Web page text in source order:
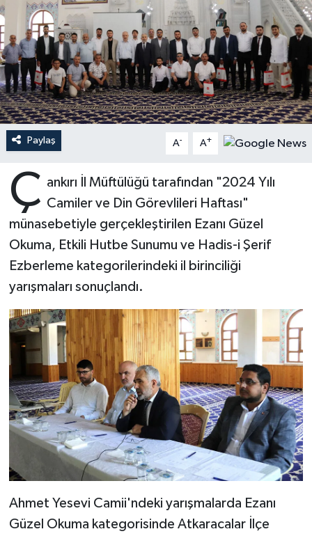
Paylaş A- A+
Ç ankırı İl Müftülüğü tarafından "2024 Yılı
Camiler ve Din Görevlileri Haftası"
münasebetiyle gerçekleştirilen Ezanı Güzel
Okuma, Etkili Hutbe Sunumu ve Hadis-i Şerif
Ezberleme kategorilerindeki il birinciliği
yarışmaları sonuçlandı.
Ahmet Yesevi Camii'ndeki yarışmalarda Ezanı
Güzel Okuma kategorisinde Atkaracalar İlçe
Ardahan Müftülüğü
Artvin Müftülüğü
Aydın Müftülüğü
Balıkesir Müftülüğü
Batman Müftülüğü
Bayburt Müftülüğü
Bilecik Müftülüğü
Bingöl Müftülüğü
Bitlis Müftülüğü
Bolu Müftülüğü
Burdur Müftülüğü
Bursa Müftülüğü
Çankırı Müftülüğü
Kudüs
Kurban
Mukabele
Peygamberimizin Hayatı
Sahabeler
Zekat
Hutbeler
DİYANET AKADEMİ
DİYANET GENÇLİK
DİYANET RADYO/TV
Dünya
Eğitim
Kültür-Sanat
Aile
Sağlık
Makaleler
Ekonomi
Duyurular
Bilim, Teknoloji